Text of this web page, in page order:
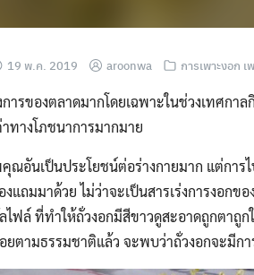
19 พ.ค. 2019 aroonwa การเพาะงอก เ
รของตลาดมากโดยเฉพาะในช่วงเทศกา
ทางโภชนาการมากมาย
ณอันเป็นประโยชน์ต่อร่างกายมาก แต่การ
แถมมาด้วย ไม่ว่าจะเป็นสารเร่งการงอกข
ไฟล์ ที่ทำให้ถั่วงอกมีสีขาวดูสะอาดถูกตาถู
ตามธรรมชาติแล้ว จะพบว่าถั่วงอกจะมีกา